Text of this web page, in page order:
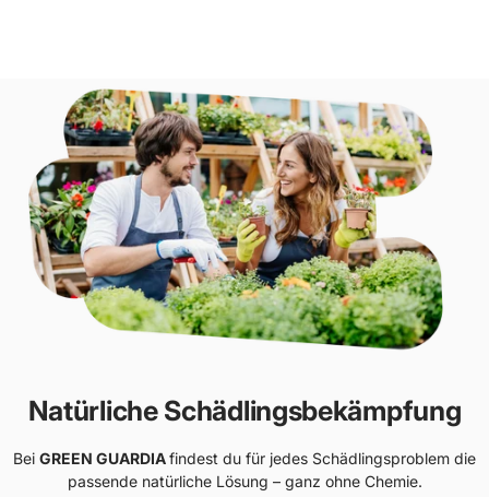
Natürliche Schädlingsbekämpfung
Bei GREEN GUARDIAfindest du für jedes Schädlingsproblem die
passende natürliche Lösung – ganz ohne Chemie.